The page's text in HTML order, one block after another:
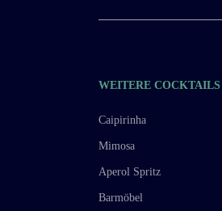
WEITERE COCKTAILS
Caipirinha
Mimosa
Aperol Spritz
Barmöbel